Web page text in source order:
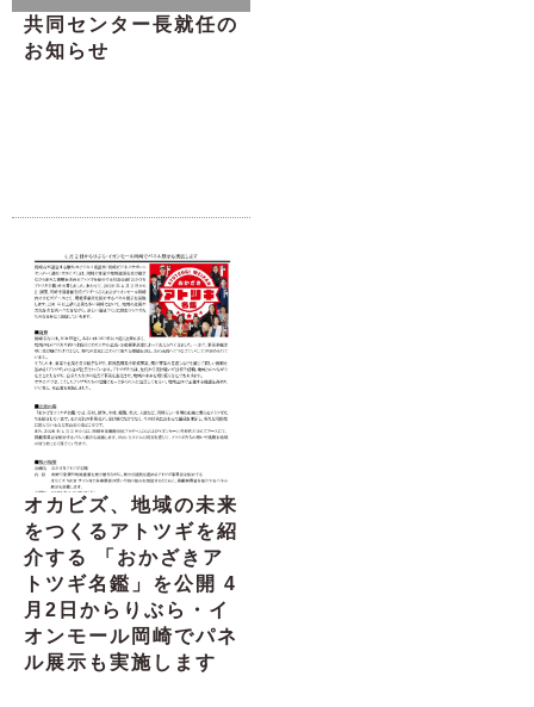
共同センター長就任の
お知らせ
オカビズ、地域の未来
をつくるアトツギを紹
介する 「おかざきア
トツギ名鑑」を公開 4
月2日からりぶら・イ
オンモール岡崎でパネ
ル展示も実施します